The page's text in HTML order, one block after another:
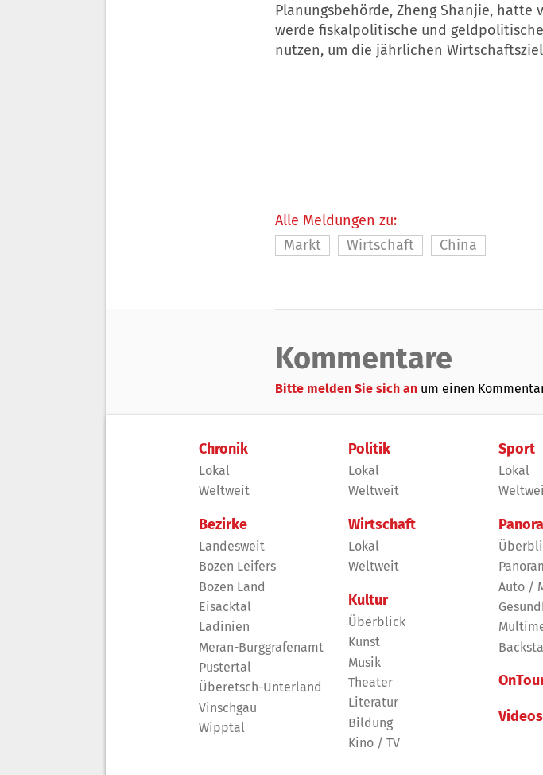
Planungsbehörde, Zheng Shanjie, hatte
werde fiskalpolitische und
nutzen, um die jährlichen
Alle Meldungen zu:
Markt
Wirtschaft China
Kommentare
Bitte melden Sie sich an um einen
Chronik
Lokal
Weltweit
Bezirke
Landesweit
Bozen Leifers
Bozen Land
Eisacktal
Ladinien
Meran-Burggrafenamt
Pustertal
Überetsch-Unterland
Vinschgau
Wipptal
Politik
Lokal
Weltweit
Wirtschaft
Lokal
Weltweit
Kultur
Überblick
Kunst
Musik
Theater
Literatur
Bildung
Kino / TV
Sport
Lokal
Auto /
Videos